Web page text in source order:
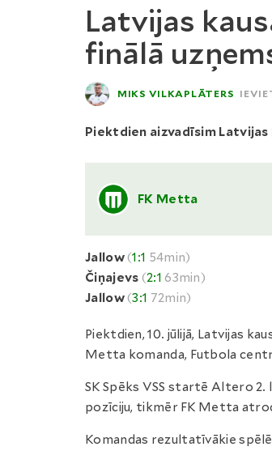
Latvijas
finālā
MIKS VILKAPLĀTERS
Piektdien aizvadīsim Latvijas
FK Metta
Jallow(1:1 54min)
Čiņajevs (2:1 63min)
Jallow(3:1 72min)
Piektdien, 10. jūlijā, Latvijas
Metta komanda, Futbola
SK Spēks VSS startē Altero 2.
pozīciju, tikmēr FK Metta
Komandas rezultatīvākie